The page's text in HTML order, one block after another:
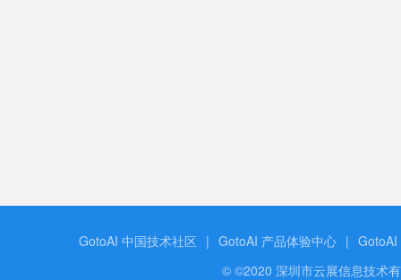
GotoAI 中国技术社区 | GotoAI 产品体验中心 | GotoAI
© ©2020 深圳市云展信息技术